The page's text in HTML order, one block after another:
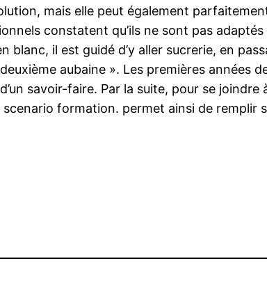
mais elle peut également
constatent qu’ils ne sont pas
blanc, il est guidé d’y aller sucrerie, en
aubaine ». Les premières années
savoir-faire. Par la suite, pour se
formation. permet ainsi de remplir